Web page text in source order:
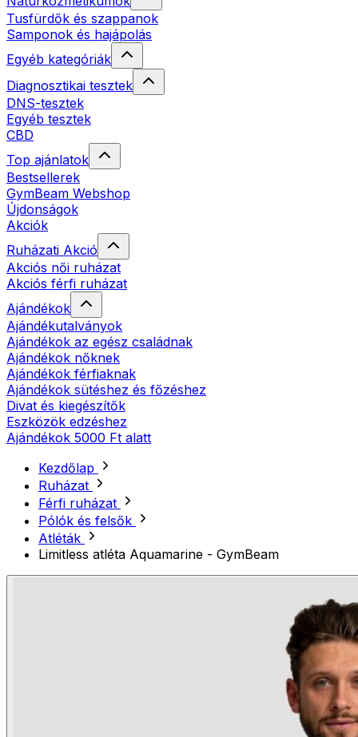
Tusfürdők és szappanok
Samponok és hajápolás
Egyéb kategóriák
Diagnosztikai tesztek
DNS-tesztek
Egyéb tesztek
CBD
Top ajánlatok
Bestsellerek
GymBeam Webshop
Újdonságok
Akciók
Ruházati Akció
Akciós női ruházat
Akciós férfi ruházat
Ajándékok
Ajándékutalványok
Ajándékok az egész családnak
Ajándékok nőknek
Ajándékok férfiaknak
Ajándékok sütéshez és főzéshez
Divat és kiegészítők
Eszközök edzéshez
Ajándékok 5000 Ft alatt
Kezdőlap
Ruházat
Férfi ruházat
Pólók és felsők
Atléták
Limitless atléta Aquamarine - GymBeam